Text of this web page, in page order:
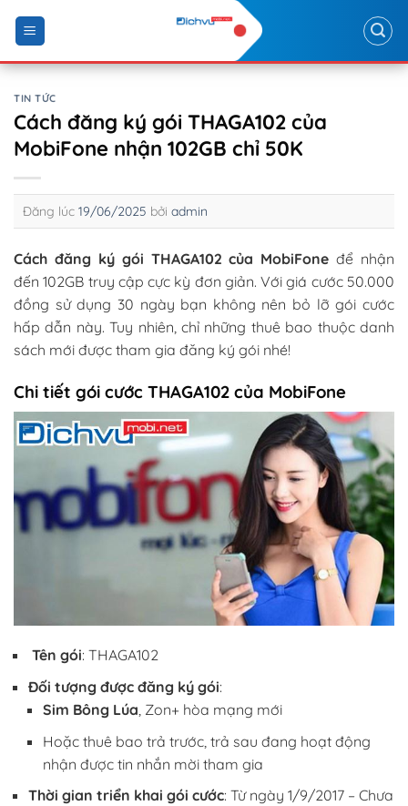
content
TIN TỨC
Cách đăng ký gói THAGA102 của
MobiFone nhận 102GB chỉ 50K
Đăng lúc 19/06/2025 bởi admin
Cách đăng ký gói THAGA102 của MobiFone để nhận
đến 102GB truy cập cực kỳ đơn giản. Với giá cước 50.000
đồng sử dụng 30 ngày bạn không nên bỏ lỡ gói cước
hấp dẫn này. Tuy nhiên, chỉ những thuê bao thuộc danh
sách mới được tham gia đăng ký gói nhé!
Chi tiết gói cước THAGA102 của MobiFone
Tên gói: THAGA102
Đối tượng được đăng ký gói:
Sim Bông Lúa, Zon+ hòa mạng mới
Hoặc thuê bao trả trước, trả sau đang hoạt động
nhận được tin nhắn mời tham gia
Thời gian triển khai gói cước: Từ ngày 1/9/2017 – Chưa